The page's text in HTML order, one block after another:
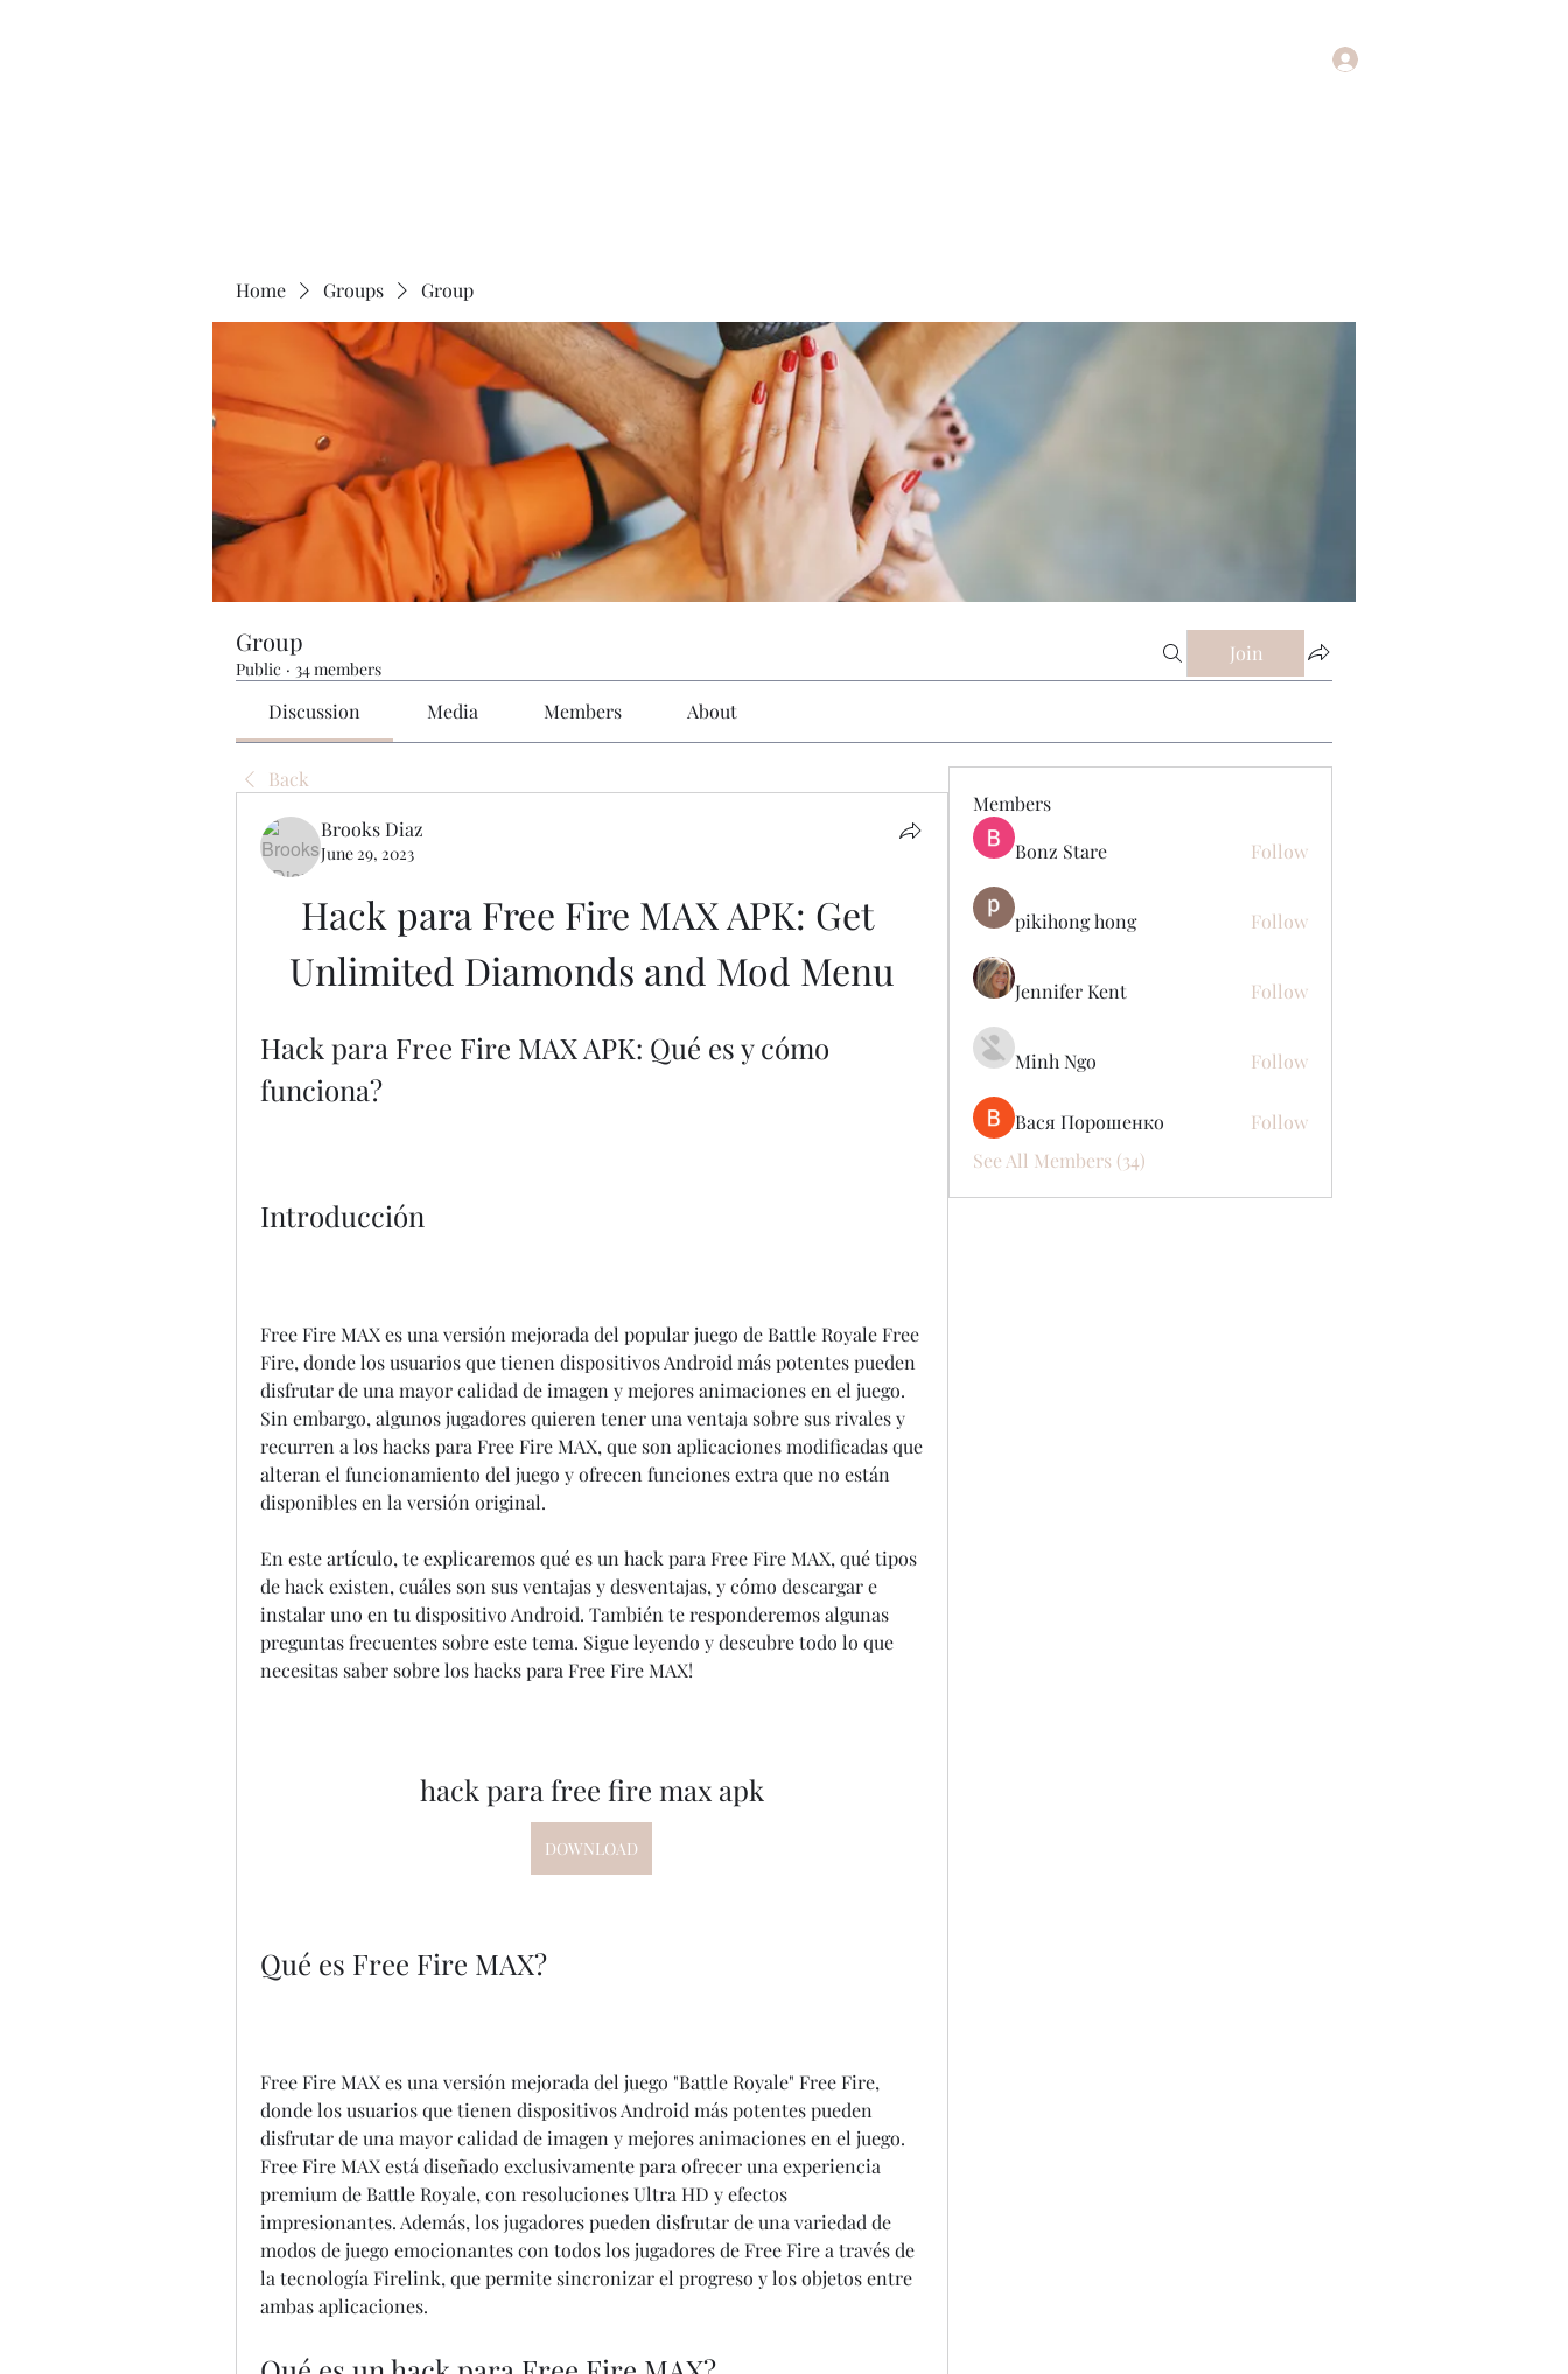
Home Groups Group
Group
Public · 34 members
Join
Discussion Media Members About
Back
Brooks Diaz
June 29, 2023
Hack para Free Fire MAX APK: Get
Unlimited Diamonds and Mod Menu
Hack para Free Fire MAX APK: Qué es y cómo
funciona?
Introducción
Free Fire MAX es una versión mejorada del popular juego de Battle Royale Free
Fire, donde los usuarios que tienen dispositivos Android más potentes pueden
disfrutar de una mayor calidad de imagen y mejores animaciones en el juego.
Sin embargo, algunos jugadores quieren tener una ventaja sobre sus rivales y
recurren a los hacks para Free Fire MAX, que son aplicaciones modificadas que
alteran el funcionamiento del juego y ofrecen funciones extra que no están
disponibles en la versión original.
En este artículo, te explicaremos qué es un hack para Free Fire MAX, qué tipos
de hack existen, cuáles son sus ventajas y desventajas, y cómo descargar e
instalar uno en tu dispositivo Android. También te responderemos algunas
preguntas frecuentes sobre este tema. Sigue leyendo y descubre todo lo que
necesitas saber sobre los hacks para Free Fire MAX!
hack para free fire max apk
DOWNLOAD
Qué es Free Fire MAX?
Free Fire MAX es una versión mejorada del juego "Battle Royale" Free Fire,
donde los usuarios que tienen dispositivos Android más potentes pueden
disfrutar de una mayor calidad de imagen y mejores animaciones en el juego.
Free Fire MAX está diseñado exclusivamente para ofrecer una experiencia
premium de Battle Royale, con resoluciones Ultra HD y efectos
impresionantes. Además, los jugadores pueden disfrutar de una variedad de
modos de juego emocionantes con todos los jugadores de Free Fire a través de
la tecnología Firelink, que permite sincronizar el progreso y los objetos entre
ambas aplicaciones.
Members
Bonz Stare
Follow
pikihong hong Follow
Jennifer Kent Follow
Minh Ngo Follow
Вася Порошенко
Follow
See All Members (34)